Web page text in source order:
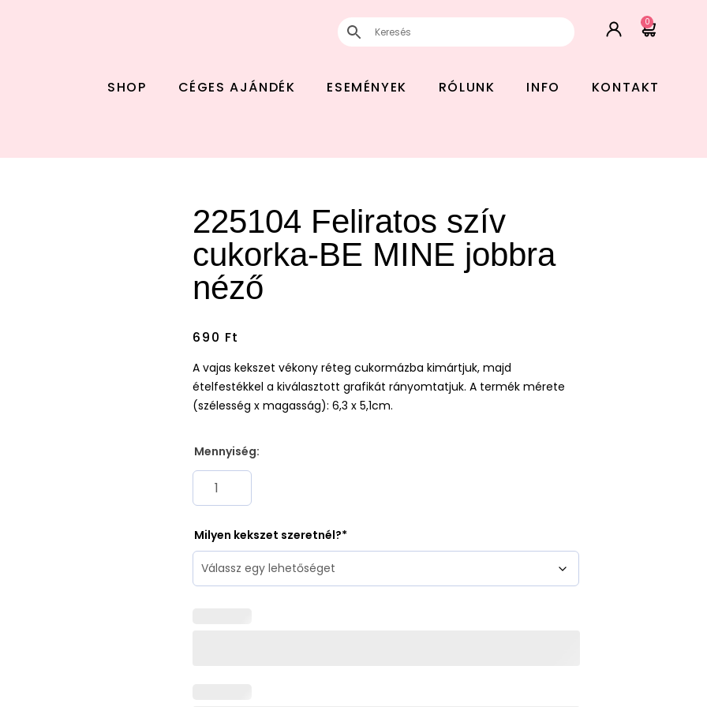
0
SHOP CÉGES AJÁNDÉK ESEMÉNYEK RÓLUNK INFO KONTAKT
225104 Feliratos szív
cukorka-BE MINE jobbra
néző
690 Ft
A vajas kekszet vékony réteg cukormázba kimártjuk, majd
ételfestékkel a kiválasztott grafikát rányomtatjuk. A termék mérete
(szélesség x magasság): 6,3 x 5,1cm.
Mennyiség:
Milyen kekszet szeretnél?